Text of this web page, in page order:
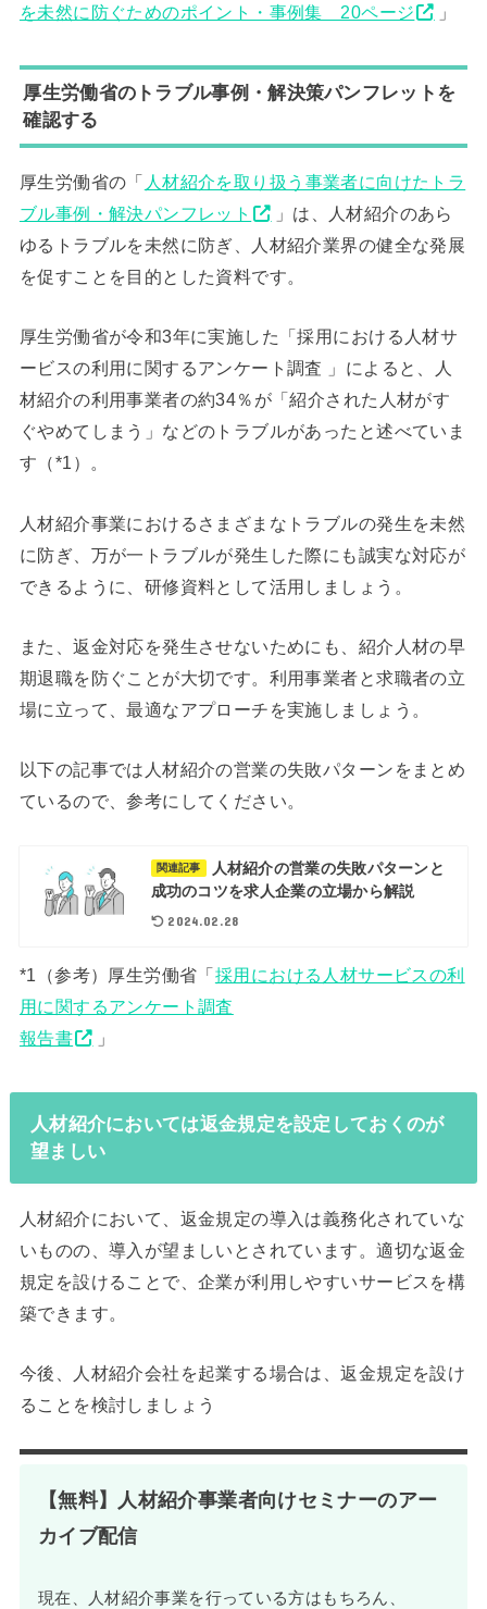
を未然に防ぐためのポイント・事例集 20ページ
」
厚生労働省のトラブル事例・解決策パンフレットを
確認する
厚生労働省の「 人材紹介を取り扱う事業者に向けたトラ
ブル事例・解決パンフレット
」は、人材紹介のあら
ゆるトラブルを未然に防ぎ、人材紹介業界の健全な発展
を促すことを目的とした資料です。
厚生労働省が令和3年に実施した「採用における人材サ
ービスの利用に関するアンケート調査 」によると、人
材紹介の利用事業者の約34％が「紹介された人材がす
ぐやめてしまう」などのトラブルがあったと述べていま
す（*1）。
人材紹介事業におけるさまざまなトラブルの発生を未然
に防ぎ、万が一トラブルが発生した際にも誠実な対応が
できるように、研修資料として活用しましょう。
また、返金対応を発生させないためにも、紹介人材の早
期退職を防ぐことが大切です。利用事業者と求職者の立
場に立って、最適なアプローチを実施しましょう。
以下の記事では人材紹介の営業の失敗パターンをまとめ
ているので、参考にしてください。
関連記事
人材紹介の営業の失敗パターンと
成功のコツを求人企業の立場から解説
2024.02.28
*1（参考）厚生労働省「採用における人材サービスの利
用に関するアンケート調査
報告書
」
人材紹介においては返金規定を設定しておくのが
望ましい
人材紹介において、返金規定の導入は義務化されていな
いものの、導入が望ましいとされています。適切な返金
規定を設けることで、企業が利用しやすいサービスを構
築できます。
今後、人材紹介会社を起業する場合は、返金規定を設け
ることを検討しましょう
【無料】人材紹介事業者向けセミナーのアー
カイブ配信
現在、人材紹介事業を行っている方はもちろん、